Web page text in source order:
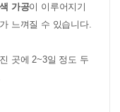
가공이 이루어지기
가 느껴질 수 있습니다.
곳에 2~3일 정도 두